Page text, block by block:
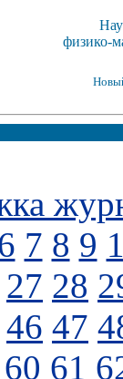
физико-
7 8 9
27 28
46 47
60 61